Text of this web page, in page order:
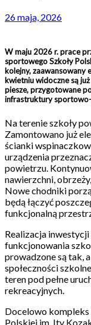
26 maja, 2026
W maju 2026 r. prace
sportowego Szkoły
kolejny, zaawansowany
kwietniu widoczne są
piesze, przygotowane
infrastruktury
Na terenie szkoły
Zamontowano już
ścianki
urządzenia
powietrzu.
nawierzchni,
Nowe chodniki
będą łączyć
funkcjonalną
Realizacja
funkcjonowania
prowadzone są tak,
społeczności
teren pod pełne
rekreacyjnych.
Docelowo kompleks
Polskiej im. Ity